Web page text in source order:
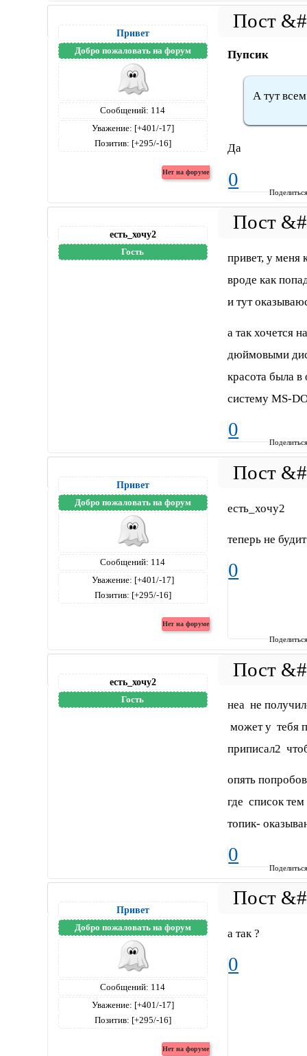
Привет
Добро пожаловать на форум
Сообщений: 114
Уважение: [+401/-17]
Позитив: [+295/-16]
Пупсик
А тут
Да
0
есть_хочу2
Гость
привет, у меня
вроде как
и тут
а так хочется
дюймовыми
красота была
систему MS-
0
Привет
Добро пожаловать на форум
Сообщений: 114
Уважение: [+401/-17]
Позитив: [+295/-16]
есть_хочу2
теперь не
0
есть_хочу2
Гость
неа не
может у тебя
приписал2
опять
где список
топик-
0
Привет
Добро пожаловать на форум
Сообщений: 114
Уважение: [+401/-17]
Позитив: [+295/-16]
а так ?
0